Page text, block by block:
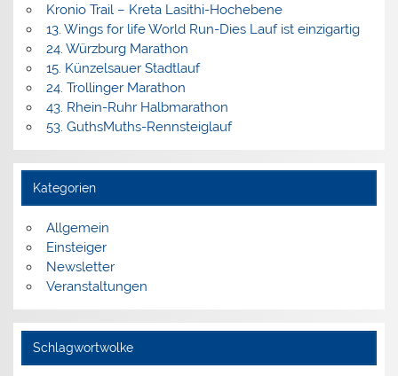
Kronio Trail – Kreta Lasithi-Hochebene
13. Wings for life World Run-Dies Lauf ist einzigartig
24. Würzburg Marathon
15. Künzelsauer Stadtlauf
24. Trollinger Marathon
43. Rhein-Ruhr Halbmarathon
53. GuthsMuths-Rennsteiglauf
Kategorien
Allgemein
Einsteiger
Newsletter
Veranstaltungen
Schlagwortwolke